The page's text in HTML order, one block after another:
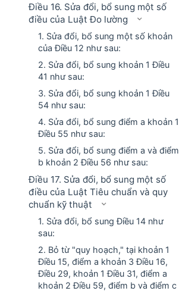
Điều 16. Sửa đổi, bổ sung một số
điều của Luật Đo lường
1. Sửa đổi, bổ sung một số khoản
của Điều 12 như sau:
2. Sửa đổi, bổ sung khoản 1 Điều
41 như sau:
3. Sửa đổi, bổ sung khoản 1 Điều
54 như sau:
4. Sửa đổi, bổ sung điểm a khoản 1
Điều 55 như sau:
5. Sửa đổi, bổ sung điểm a và điểm
b khoản 2 Điều 56 như sau:
Điều 17. Sửa đổi, bổ sung một số
điều của Luật Tiêu chuẩn và quy
chuẩn kỹ thuật
1. Sửa đổi, bổ sung Điều 14 như
sau:
2. Bỏ từ "quy hoạch," tại khoản 1
Điều 15, điểm a khoản 3 Điều 16,
Điều 29, khoản 1 Điều 31, điểm a
khoản 2 Điều 59, điểm b và điểm c